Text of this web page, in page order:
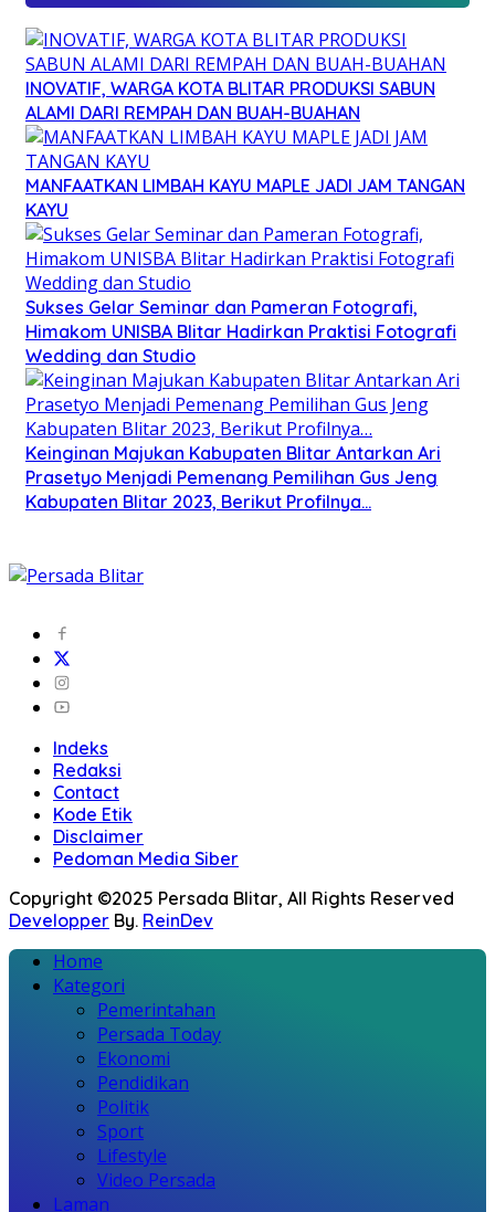
INOVATIF, WARGA KOTA BLITAR PRODUKSI SABUN
ALAMI DARI REMPAH DAN BUAH-BUAHAN
MANFAATKAN LIMBAH KAYU MAPLE JADI JAM TANGAN
KAYU
Sukses Gelar Seminar dan Pameran Fotografi,
Himakom UNISBA Blitar Hadirkan Praktisi Fotografi
Wedding dan Studio
Keinginan Majukan Kabupaten Blitar Antarkan Ari
Prasetyo Menjadi Pemenang Pemilihan Gus Jeng
Kabupaten Blitar 2023, Berikut Profilnya…
Indeks
Redaksi
Contact
Kode Etik
Disclaimer
Pedoman Media Siber
Copyright ©2025 Persada Blitar, All Rights Reserved
Developper By. ReinDev
Home
Kategori
Pemerintahan
Persada Today
Ekonomi
Pendidikan
Politik
Sport
Lifestyle
Video Persada
Laman